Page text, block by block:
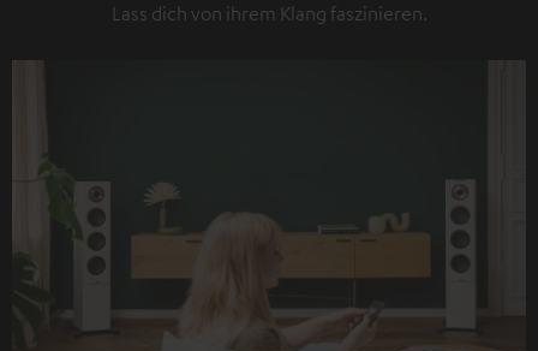
Lass dich von ihrem Klang faszinieren.